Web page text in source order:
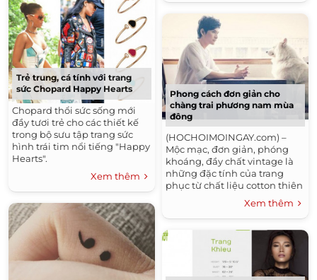
Trẻ trung, cá tính với trang
sức Chopard Happy Hearts
Chopard thổi sức sống mới
đầy tươi trẻ cho các thiết kế
trong bộ sưu tập trang sức
hình trái tim nổi tiếng "Happy
Hearts".
Xem thêm
với...
Phong cách đơn giản cho
chàng trai phương nam mùa
đông
(HOCHOIMOINGAY.com) –
Mộc mạc, đơn giản, phóng
khoáng, đầy chất vintage là
những đặc tính của trang
phục từ chất liệu cotton thiên
nhiên dành cho nam giới.
Hãy ngắm những khung
hình...
Xem thêm